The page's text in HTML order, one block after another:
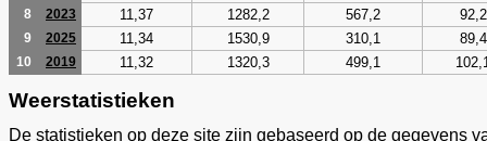
8 2023 11,37 1282,2 567,2 92,2
9 2025 11,34 1530,9 310,1 89,4
10 2019 11,32 1320,3 499,1
Weerstatistieken
De statistieken op deze site zijn gebaseerd op de gegevens